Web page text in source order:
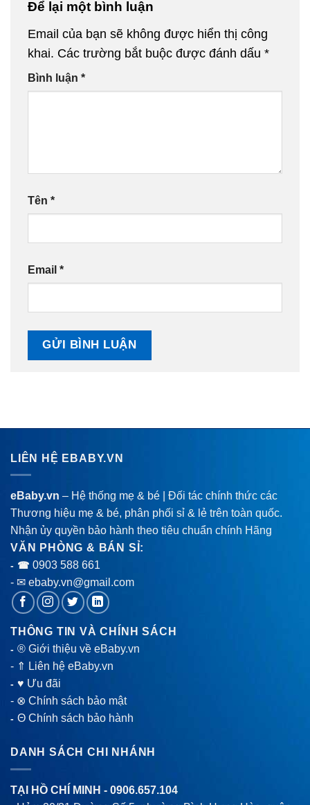
Để lại một bình luận
Email của bạn sẽ không được hiển thị công
khai. Các trường bắt buộc được đánh dấu *
Bình luận *
Tên *
Email *
LIÊN HỆ EBABY.VN
eBaby.vn – Hệ thống mẹ & bé | Đối tác chính thức các
Thương hiệu mẹ & bé, phân phối sỉ & lẻ trên toàn quốc.
Nhận ủy quyền bảo hành theo tiêu chuẩn chính Hãng
VĂN PHÒNG & BÁN SỈ:
- ☎ 0903 588 661
- ✉ ebaby.vn@gmail.com
THÔNG TIN VÀ CHÍNH SÁCH
-® Giới thiệu về eBaby.vn
- ⇑ Liên hệ eBaby.vn
-♥ Ưu đãi
- ⊗ Chính sách bảo mật
-Θ Chính sách bảo hành
DANH SÁCH CHI NHÁNH
TẠI HỒ CHÍ MINH - 0906.657.104